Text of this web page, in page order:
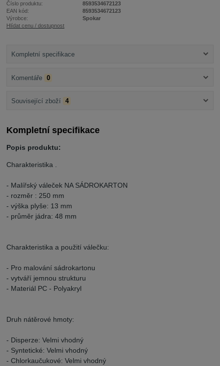
Číslo produktu:
8593534672123
EAN kód:
8593534672123
Výrobce:
Spokar
Hlídat cenu / dostupnost
Kompletní specifikace
Komentáře 0
Související zboží 4
Kompletní specifikace
Popis produktu:
Charakteristika .
- Malířský váleček NA SÁDROKARTON
- rozměr : 250 mm
- výška plyše: 13 mm
- průměr jádra: 48 mm
Charakteristika a použití válečku:
- Pro malování sádrokartonu
- vytváří jemnou strukturu
- Materiál PC - Polyakryl
Druh nátěrové hmoty:
- Disperze: Velmi vhodný
- Syntetické: Velmi vhodný
- Chlorkaučukové: Velmi vhodný